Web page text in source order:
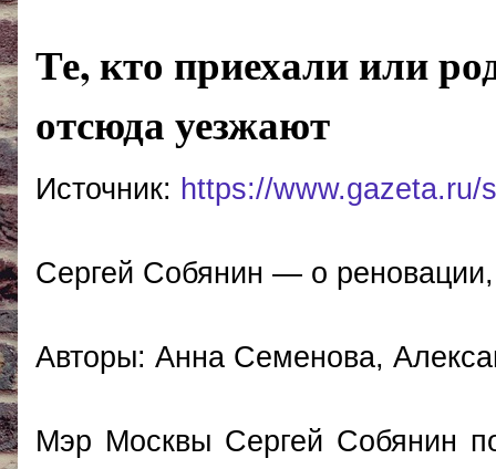
Те, кто приехали или
отсюда уезжают
Источник: https://www.gazeta.ru/
Сергей Собянин — о
Авторы: Анна Семенова,
Мэр Москвы Сергей Собянин